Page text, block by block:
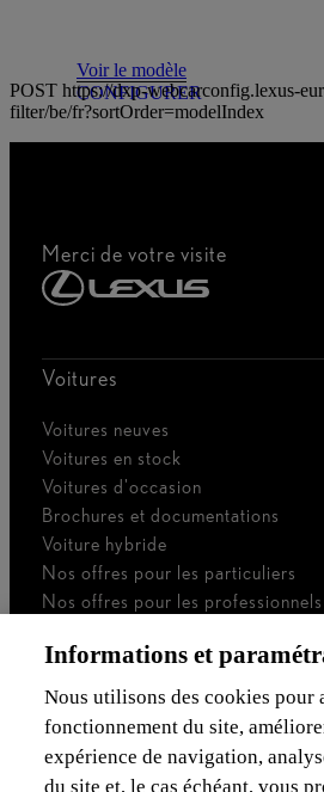
Voir le modèle
CONFIGURER
POST https://dxp-webcarconfig.lexus-
filter/be/fr?sortOrder=modelIndex
Merci de votre visite
Voitures
Voitures neuves
Voitures en stock
Voitures d'occasion
Brochures et documentations
Voiture hybride
Nos offres pour les particuliers
Nos offres pour les professionnels
Je suis indépendant
Je suis gestionnaire de flotte
Assurances & Financement
Informations et
Nous utilisons des cookies pour
fonctionnement du site,
expérience de navigation,
du site et, le cas échéant, vous